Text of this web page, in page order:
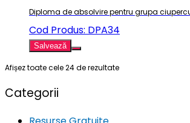
Diploma de absolvire pentru grupa
Cod Produs: DPA34
Salvează
Afișez toate cele 24 de rezultate
Categorii